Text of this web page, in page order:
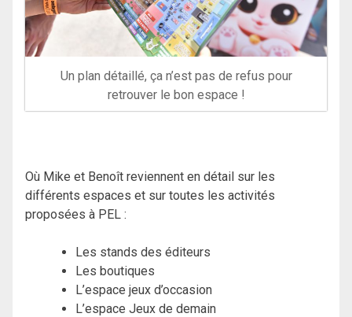
Un plan détaillé, ça n’est pas de refus pour
retrouver le bon espace !
Où Mike et Benoît reviennent en détail sur les
différents espaces et sur toutes les activités
proposées à PEL :
Les stands des éditeurs
Les boutiques
L’espace jeux d’occasion
L’espace Jeux de demain